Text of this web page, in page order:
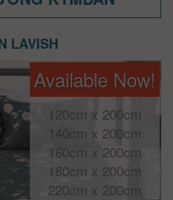
LAVISH
Available Now!
120cm x 200cm
140cm x 200cm
160cm x 200cm
180cm x 200cm
220cm x 200cm